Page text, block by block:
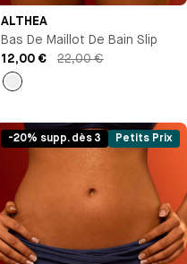
ALTHEA
Bas De Maillot De Bain Slip
12,00 €
22,00 €
Imprimé
-20% supp. dès 3 Petits Prix